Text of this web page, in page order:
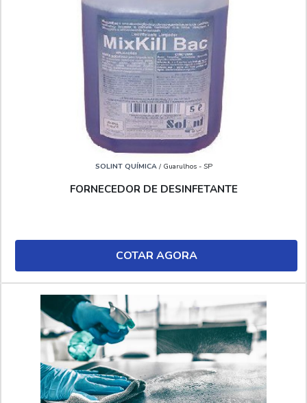
SOLINT QUÍMICA/ Guarulhos - SP
FORNECEDOR DE DESINFETANTE
COTAR AGORA